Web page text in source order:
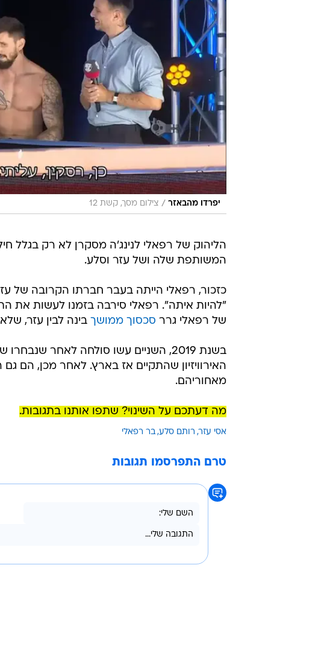
יפרדו מהבאזר / צילום מסך, קשת 12
הליהוק של רפאלי לנינג'ה מסקרן לא רק בגלל
המשותפת שלה ושל עזר וסלע.
כזכור, רפאלי הייתה בעבר חברתו הקרובה של
"להיות איתה". רפאלי סירבה בזמנו לעשות את
של רפאלי גרר סכסוך ממושך בינה לבין עזר,
בשנת 2019, השניים עשו סולחה לאחר
האירוויזיון שהתקיים אז בארץ. לאחר מכן, הם
מאחוריהם.
מה דעתכם על השינוי? שתפו אותנו בתגובות.
אסי עזר רותם סלע בר רפאלי
טרם התפרסמו תגובות